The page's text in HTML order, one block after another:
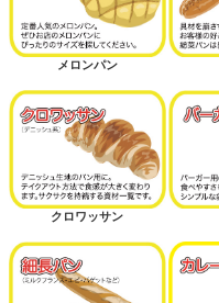
メロンパン
クロワッサン